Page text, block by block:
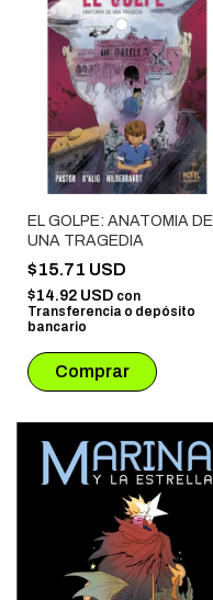
EL GOLPE: ANATOMIA DE
UNA TRAGEDIA
$15.71 USD
$14.92 USD con
Transferencia o depósito
bancario